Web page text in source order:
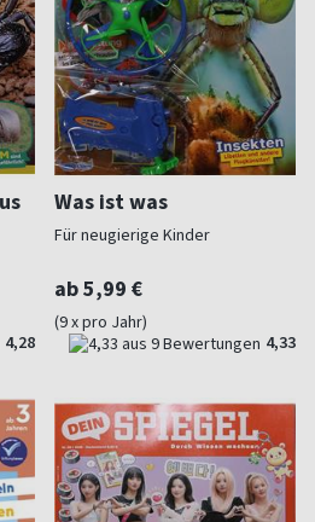
4,28
Was ist was
Für neugierige Kinder
ab 5,99 €
(9 x pro Jahr)
4,33